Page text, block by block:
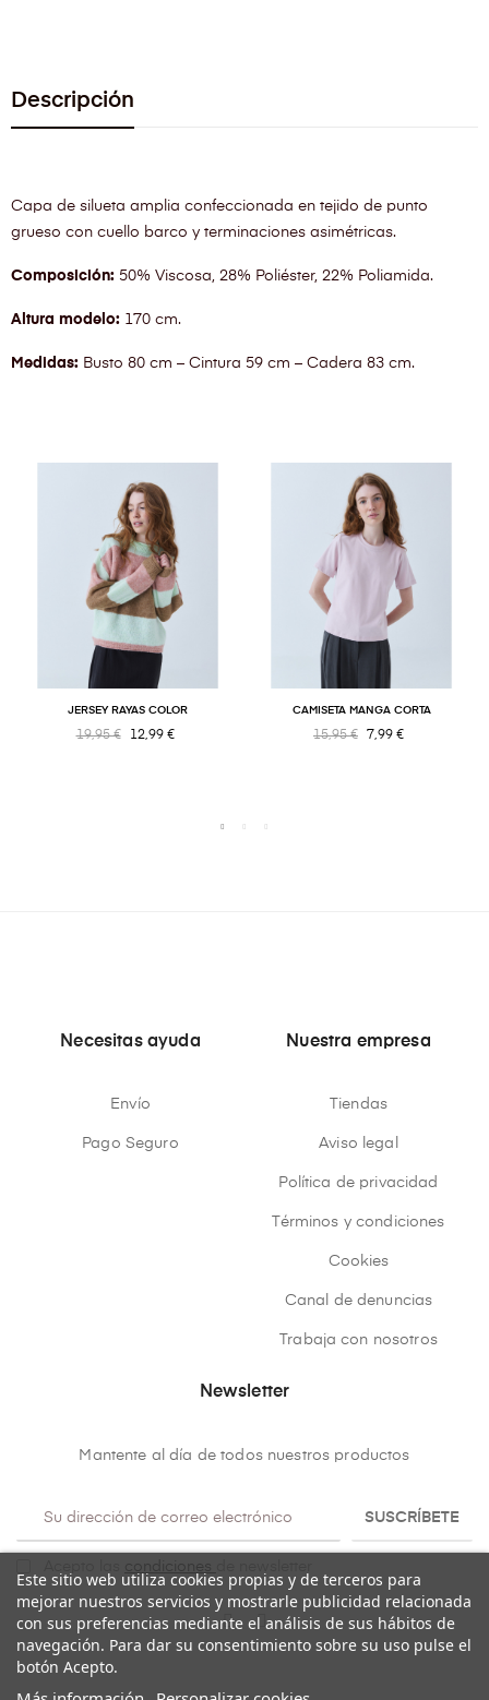
Descripción
Capa de silueta amplia confeccionada en tejido de punto
grueso con cuello barco y terminaciones asimétricas.
Composición: 50% Viscosa, 28% Poliéster, 22% Poliamida.
Altura modelo: 170 cm.
Medidas: Busto 80 cm – Cintura 59 cm – Cadera 83 cm.
JERSEY RAYAS COLOR
19,95 € 12,99 €
CAMISETA MANGA CORTA
15,95 € 7,99 €
Necesitas ayuda
Envío
Pago Seguro
Nuestra empresa
Tiendas
Aviso legal
Política de privacidad
Términos y condiciones
Cookies
Canal de denuncias
Trabaja con nosotros
Newsletter
Mantente al día de todos nuestros productos
SUSCRÍBETE
condiciones
Este sitio web utiliza cookies propias y de terceros para
mejorar nuestros servicios y mostrarle publicidad relacionada
con sus preferencias mediante el análisis de sus hábitos de
navegación. Para dar su consentimiento sobre su uso pulse el
botón Acepto.